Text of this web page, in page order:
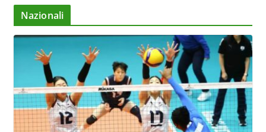
Nazionali